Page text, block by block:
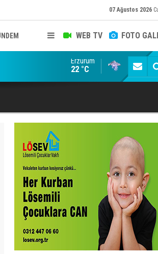
07 Ağustos 2026
WEB TV FOTO
Erzurum'da Tarih
Erzurum
22 °C